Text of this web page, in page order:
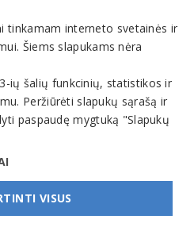
16,0 % (2025 m.)
įrengimas
Telefonas
tinkamam interneto svetainės ir
Šiems slapukams nėra
ių šalių funkcinių, statistikos ir
Peržiūrėti slapukų sąrašą ir
paspaudę mygtuką "Slapukų
VISUS